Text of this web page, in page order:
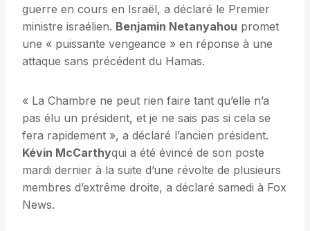
guerre en cours en Israël, a déclaré le Premier
ministre israélien. Benjamin Netanyahou promet
une « puissante vengeance » en réponse à une
attaque sans précédent du Hamas.
« La Chambre ne peut rien faire tant qu’elle n’a
pas élu un président, et je ne sais pas si cela se
fera rapidement », a déclaré l’ancien président.
Kévin McCarthyqui a été évincé de son poste
mardi dernier à la suite d’une révolte de plusieurs
membres d’extrême droite, a déclaré samedi à Fox
News.